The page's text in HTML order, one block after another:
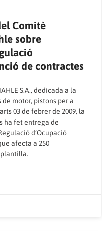
Comitè
sobre
de contractes
S.A., dedicada a la
motor, pistons per a
03 de febrer de 2009, la
ha fet entrega de
d’Ocupació
afecta a 250
plantilla.